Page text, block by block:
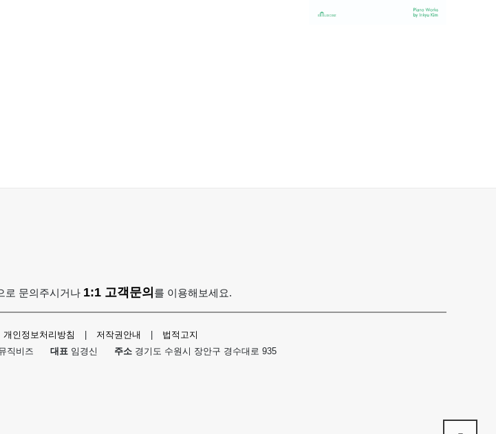
로 문의주시거나 1:1 고객문의 를 이용해보세요.
개인정보처리방침 저작권안내
법적고지
직비즈 대표 임경신 주소 경기도 수원시 장안구 경수대로 935